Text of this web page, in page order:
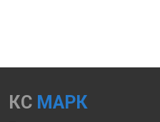
КС МАРК